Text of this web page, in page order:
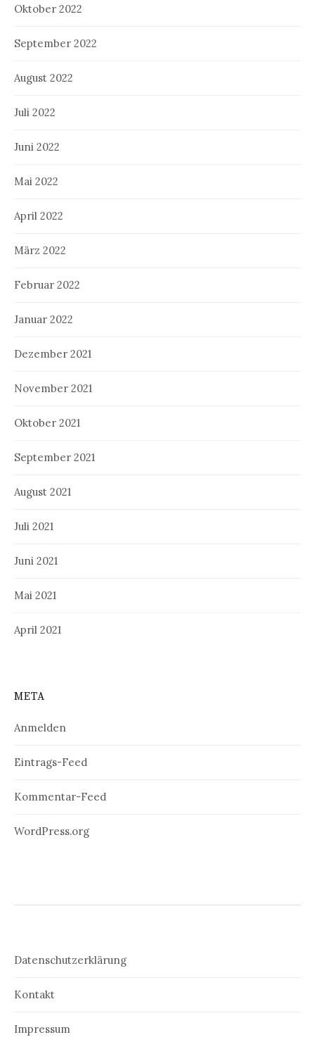
Oktober 2022
September 2022
August 2022
Juli 2022
Juni 2022
Mai 2022
April 2022
März 2022
Februar 2022
Januar 2022
Dezember 2021
November 2021
Oktober 2021
September 2021
August 2021
Juli 2021
Juni 2021
Mai 2021
April 2021
META
Anmelden
Eintrags-Feed
Kommentar-Feed
WordPress.org
Datenschutzerklärung
Kontakt
Impressum